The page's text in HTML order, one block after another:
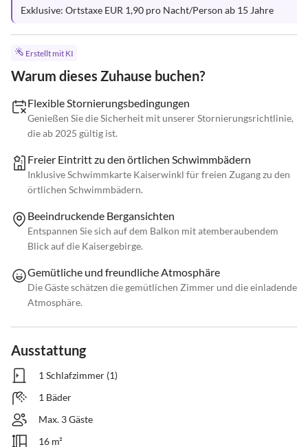
Exklusive: Ortstaxe EUR 1,90 pro Nacht/Person ab 15 Jahre
Erstellt mit KI
Warum dieses Zuhause buchen?
Flexible Stornierungsbedingungen
Genießen Sie die Sicherheit mit unserer Stornierungsrichtlinie,
die ab 2025 gültig ist.
Freier Eintritt zu den örtlichen Schwimmbädern
Inklusive Schwimmkarte Kaiserwinkl für freien Zugang zu den
örtlichen Schwimmbädern.
Beeindruckende Bergansichten
Entspannen Sie sich auf dem Balkon mit atemberaubendem
Blick auf die Kaisergebirge.
Gemütliche und freundliche Atmosphäre
Die Gäste schätzen die gemütlichen Zimmer und die einladende
Atmosphäre.
Ausstattung
1 Schlafzimmer (1)
1 Bäder
Max. 3 Gäste
16 m²